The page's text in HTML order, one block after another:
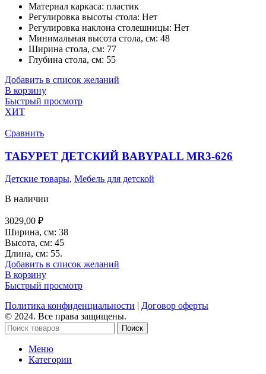
Материал каркаса: пластик
Регулировка высоты стола: Нет
Регулировка наклона столешницы: Нет
Минимальная высота стола, см: 48
Ширина стола, см: 77
Глубина стола, см: 55
Добавить в список желаний
В корзину
Быстрый просмотр
ХИТ
Сравнить
ТАБУРЕТ ДЕТСКИЙ BABYPALL MR3-626
Детские товары, Мебель для детской
В наличии
3029,00 ₽
Ширина, см: 38
Высота, см: 45
Длина, см: 55.
Добавить в список желаний
В корзину
Быстрый просмотр
Политика конфиденциальности | Договор оферты
© 2024. Все права защищены.
Поиск
Меню
Категории